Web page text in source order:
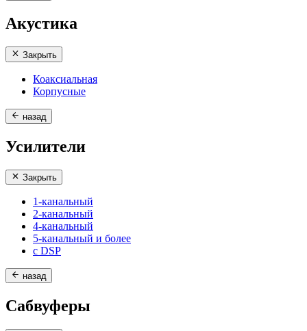
Акустика
Закрыть
Коаксиальная
Корпусные
назад
Усилители
Закрыть
1-канальный
2-канальный
4-канальный
5-канальный и более
с DSP
назад
Сабвуферы